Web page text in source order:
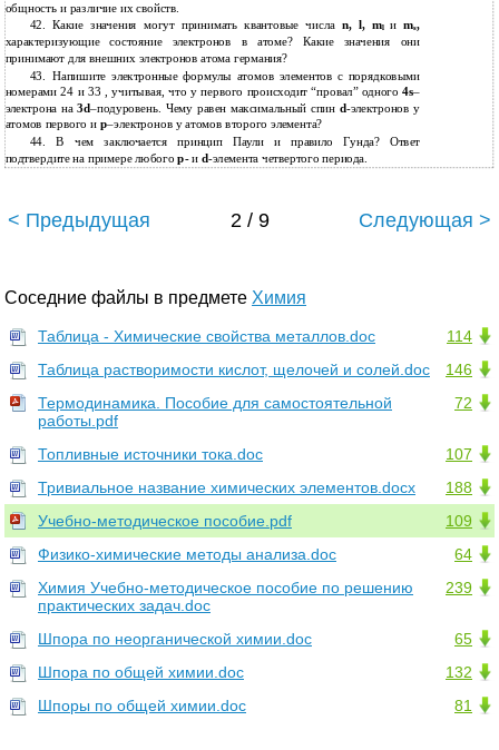
общность и различие их свойств.
42. Какие значения могут принимать квантовые числа n, l, ml и ms,
характеризующие состояние электронов в атоме? Какие значения они
принимают для внешних электронов атома германия?
43.
Напишите электронные формулы атомов элементов с порядковыми
номерами 24 и 33 , учитывая, что у первого происходит “провал” одного4s–
электрона на 3d–подуровень. Чему равен максимальный спин d-электронов у
атомов первого и р–электронов у атомов второго элемента?
44.
В чем заключается принцип Паули и правило Гунда? Ответ
подтвердите на примере любогор-и d-элемента четвертого периода.
< Предыдущая 2 / 9 Следующая >
Соседние файлы в предмете Химия
114
Таблица - Химические свойства металлов.doc
146
Таблица растворимости кислот, щелочей и солей.doc
72
Термодинамика. Пособие для самостоятельной
работы.pdf
107
Топливные источники тока.doc
188
Тривиальное название химических элементов.docx
109
Учебно-методическое пособие.pdf
64
Физико-химические методы анализа.doc
239
Химия Учебно-методическое пособие по решению
практических задач.doc
65
Шпора по неорганической химии.doc
132
Шпора по общей химии.doc
81
Шпоры по общей химии.doc